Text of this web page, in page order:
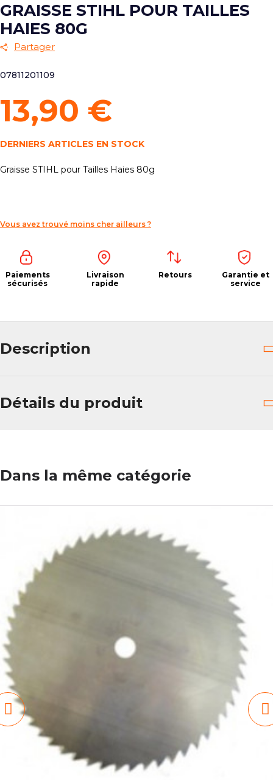
GRAISSE STIHL POUR TAILLES
HAIES 80G
Partager
07811201109
13,90 €
DERNIERS ARTICLES EN STOCK
Graisse STIHL pour Tailles Haies 80g
Vous avez trouvé moins cher ailleurs ?
Paiements
sécurisés
Livraison
rapide
Retours
Garantie et
service
Description
Détails du produit
Dans la même catégorie